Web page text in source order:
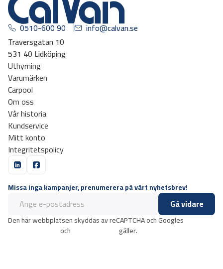
0510-600 90
info@calvan.se
Traversgatan 10
531 40 Lidköping
Uthyrning
Varumärken
Carpool
Om oss
Vår historia
Kundservice
Mitt konto
Integritetspolicy
Missa inga kampanjer, prenumerera på vårt nyhetsbrev!
Gå vidare
Den här webbplatsen skyddas av reCAPTCHA och Googles
och gäller.